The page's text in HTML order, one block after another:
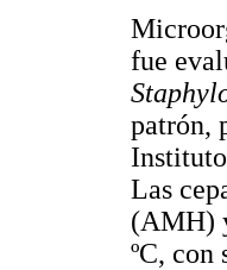
fue
patrón,
Las
(AMH)
ºC, con